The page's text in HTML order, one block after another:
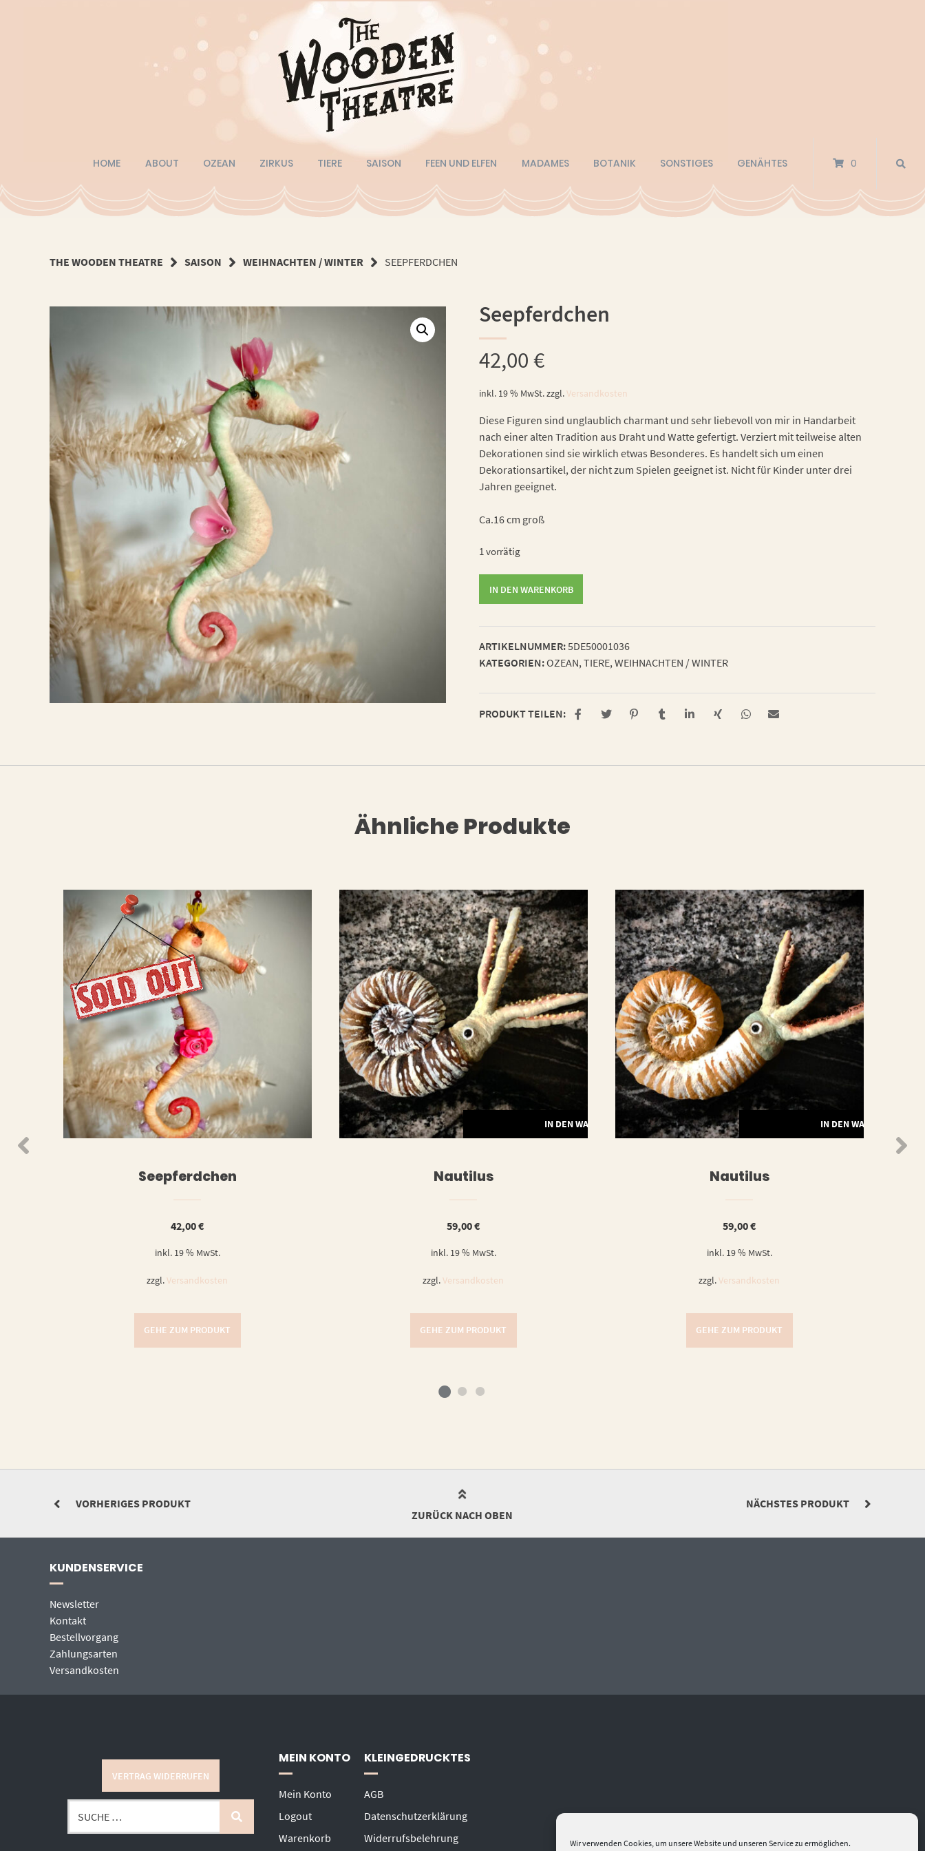
Wir verwenden Cookies, um unsere Website und unseren Service zu ermöglichen.
HOME ABOUT OZEAN ZIRKUS TIERE SAISON FEEN UND ELFEN MADAMES BOTANIK SONSTIGES GENÄHTES 0
THE WOODEN THEATRE SAISON WEIHNACHTEN / WINTER SEEPFERDCHEN
Seepferdchen
42,00€
inkl. 19 % MwSt.zzgl.Versandkosten
Diese Figuren sind unglaublich charmant und sehr liebevoll von mir in Handarbeit
nach einer alten Tradition aus Draht und Watte gefertigt. Verziert mit teilweise alten
Dekorationen sind sie wirklich etwas Besonderes. Es handelt sich um einen
Dekorationsartikel, der nicht zum Spielen geeignet ist. Nicht für Kinder unter drei
Jahren geeignet.
Ca.16 cm groß
1 vorrätig
IN DEN WARENKORB
ARTIKELNUMMER:5DE50001036
KATEGORIEN:OZEAN,TIERE,WEIHNACHTEN / WINTER
PRODUKT TEILEN:
Ähnliche Produkte
DEN WARENKORB
Seepferdchen
42,00€
inkl. 19 % MwSt.
zzgl.Versandkosten
GEHE ZUM PRODUKT
IN DEN WARENKORB
Nautilus
59,00€
inkl. 19 % MwSt.
zzgl.Versandkosten
GEHE ZUM PRODUKT
IN DEN WARENKORB
Nautilus
59,00€
inkl. 19 % MwSt.
zzgl.Versandkosten
GEHE ZUM PRODUKT
VORHERIGES PRODUKT
NÄCHSTES PRODUKT
ZURÜCK NACH OBEN
KUNDENSERVICE
Newsletter
Kontakt
Bestellvorgang
Zahlungsarten
Versandkosten
VERTRAG WIDERRUFEN
MEIN KONTO
Mein Konto
Logout
Warenkorb
KLEINGEDRUCKTES
AGB
Datenschutzerklärung
Widerrufsbelehrung